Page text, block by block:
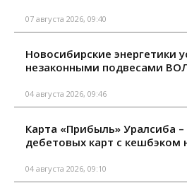
07 августа 2026, 09:40
Новосибирские энергетики
незаконными подвесами
04 августа 2026, 09:46
Карта «Прибыль» Уралсиба
дебетовых карт с кешбэком
04 августа 2026, 09:10